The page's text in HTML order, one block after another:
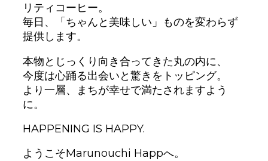
リティコーヒー。
毎日、「ちゃんと美味しい」ものを変わらず
提供します。
本物とじっくり向き合ってきた丸の内に、
今度は心踊る出会いと驚きをトッピング。
より一層、まちが幸せで満たされますよう
に。
HAPPENING IS HAPPY.
ようこそMarunouchi Happへ。